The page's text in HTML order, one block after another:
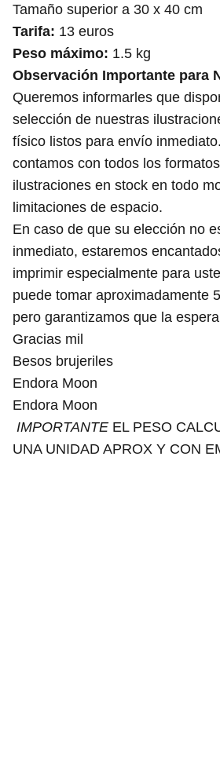
Tamaño superior a 30 x 40 cm
Tarifa: 13 euros
Peso máximo: 1.5 kg
Observación Importante para
Queremos informarles que
selección de nuestras
físico listos para envío
contamos con todos los
ilustraciones en stock en todo
limitaciones de espacio.
En caso de que su elección no
inmediato, estaremos
imprimir especialmente para
puede tomar aproximadamente
pero garantizamos que la
Gracias mil
Besos brujeriles
Endora Moon
Endora Moon
IMPORTANTE EL PESO
UNA UNIDAD APROX Y CON